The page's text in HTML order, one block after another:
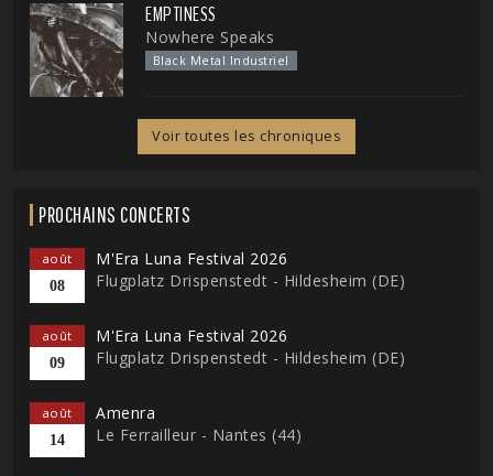
EMPTINESS
Nowhere Speaks
Black Metal Industriel
Voir toutes les chroniques
PROCHAINS CONCERTS
août
08
M'Era Luna Festival 2026
Flugplatz Drispenstedt - Hildesheim (DE)
août
09
M'Era Luna Festival 2026
Flugplatz Drispenstedt - Hildesheim (DE)
août
14
Amenra
Le Ferrailleur - Nantes (44)